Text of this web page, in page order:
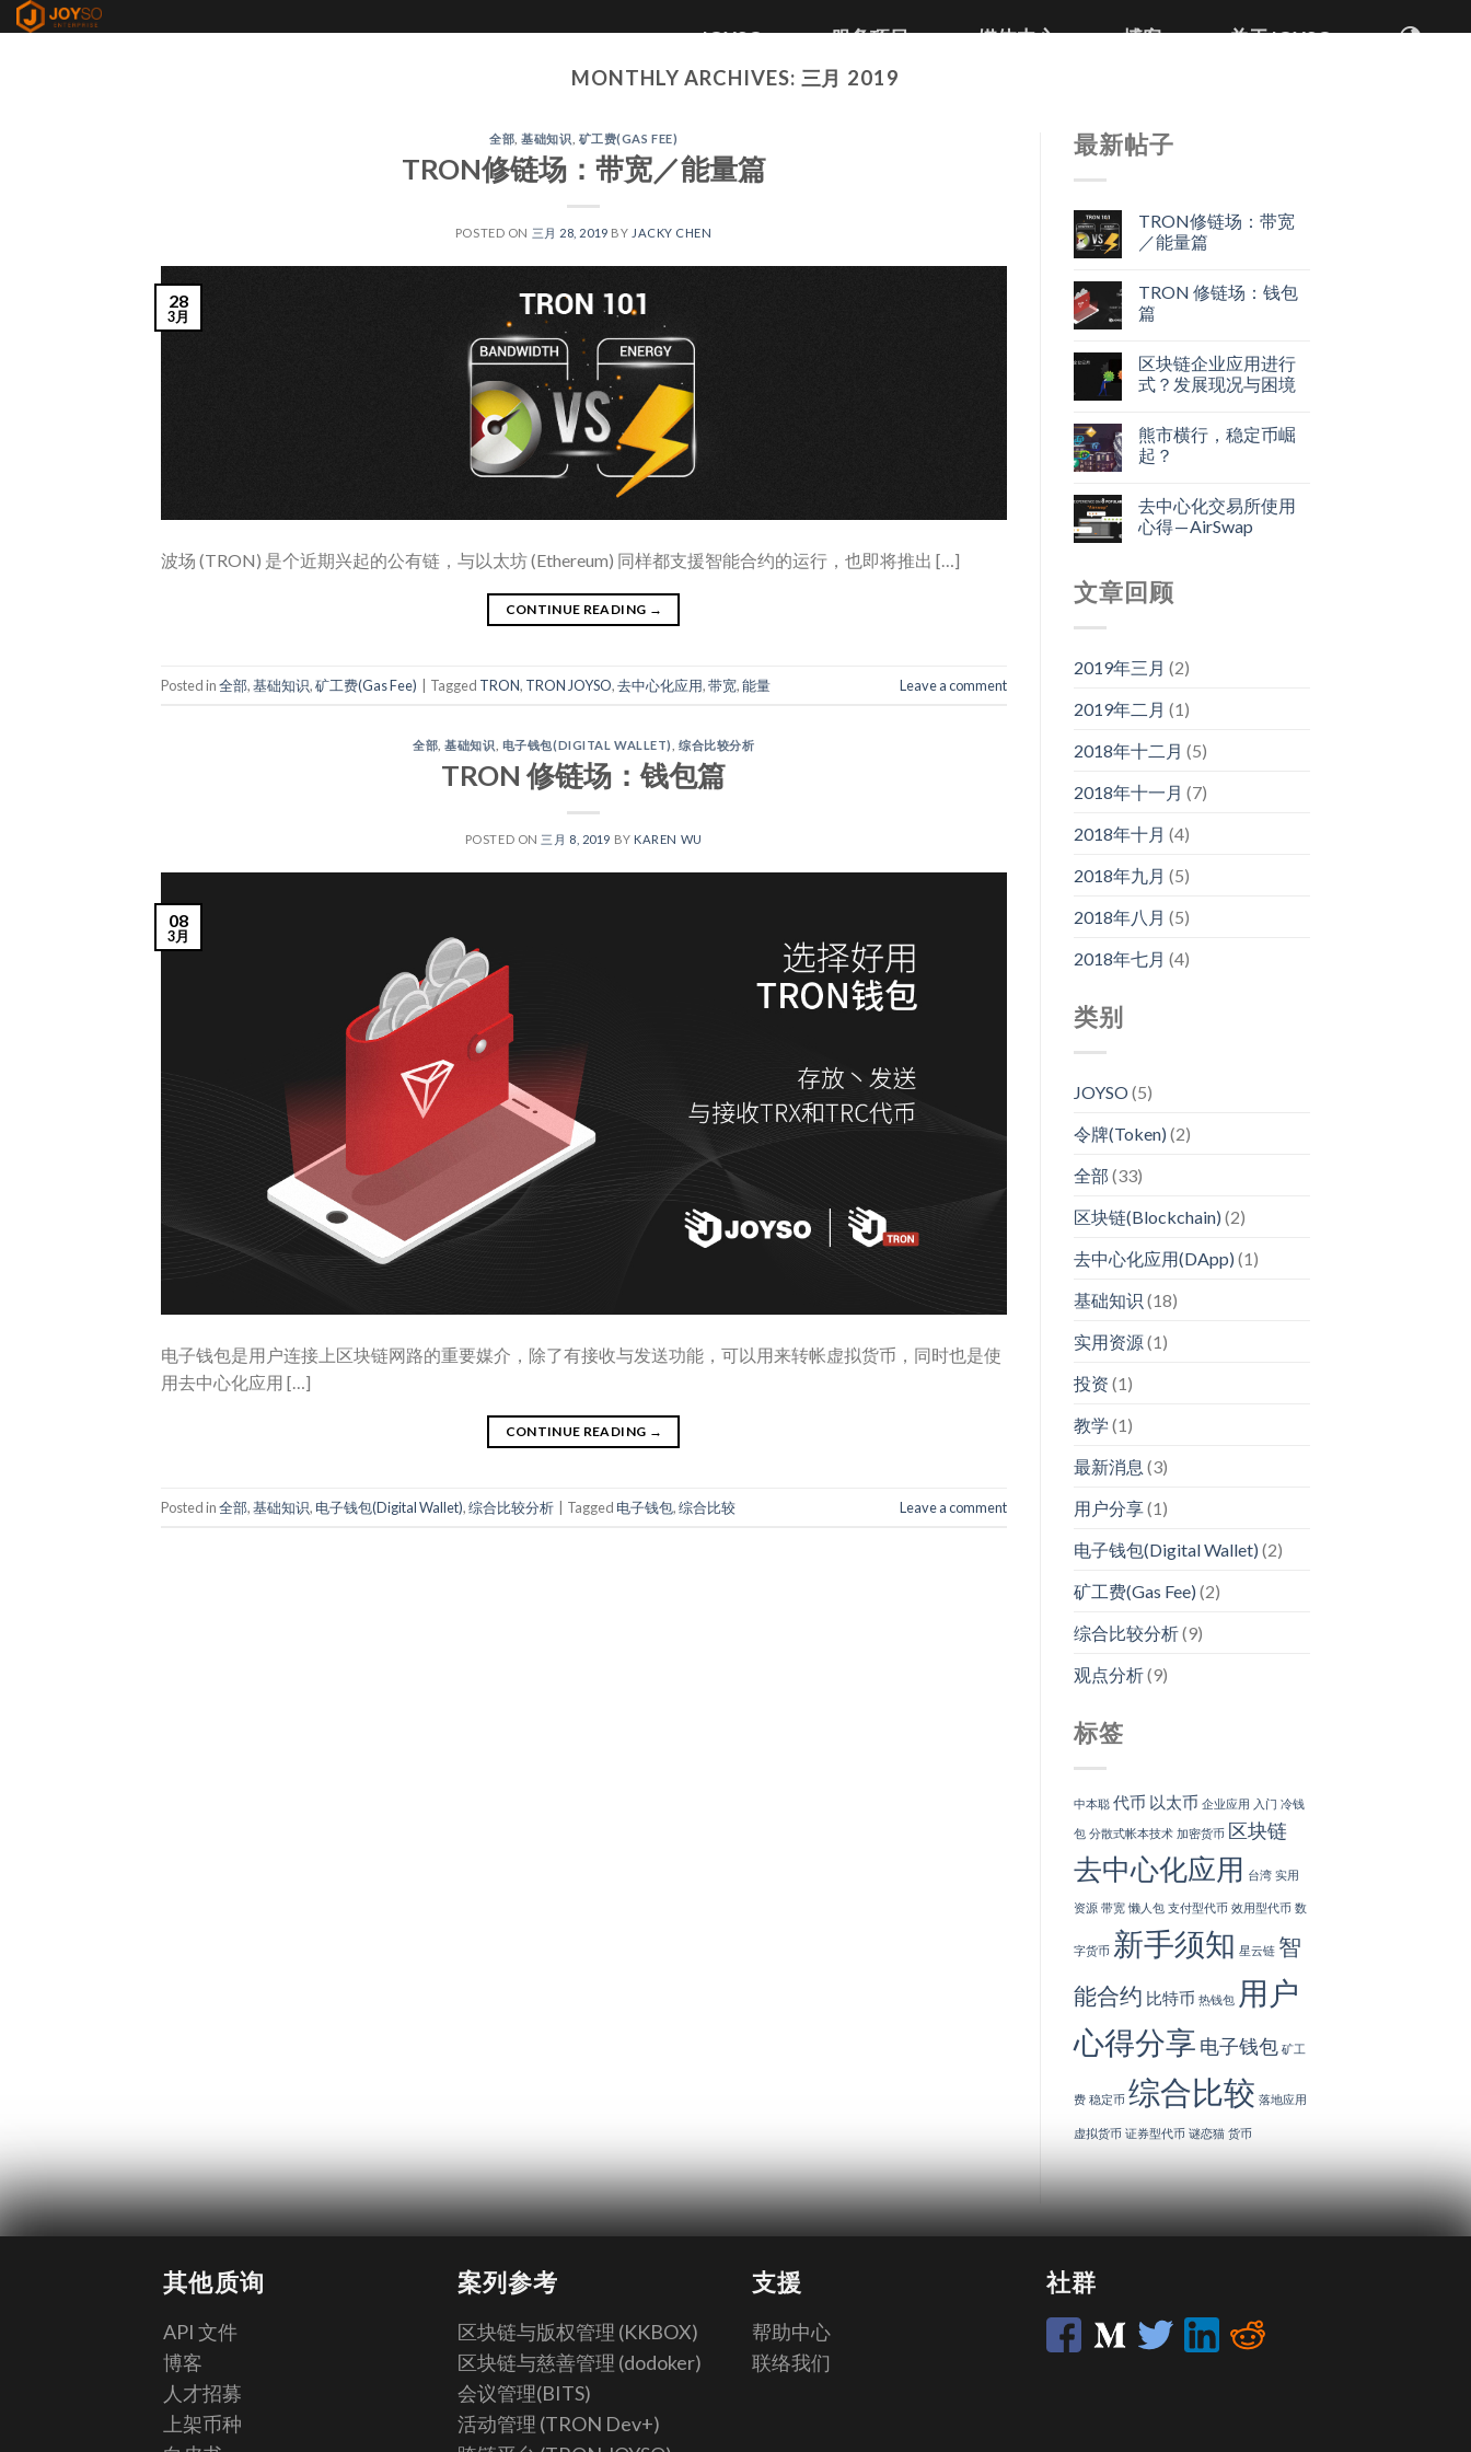
Skip
JOYSO 服务项目 媒体中心 博客 关于JOYSO
MONTHLY ARCHIVES: 三月 2019
全部 ,基础知识 矿工费(GAS FEE)
TRON修链场：带宽／能量篇
POSTED ON 三月 28, 2019 BY JACKY CHEN
28
3月
波场 (TRON) 是个近期兴起的公有链，与以太坊 (Ethereum) 同样都支援智能合约的运行，也即将推出 […]
CONTINUE READING →
Posted in全部,基础知识,矿工费(Gas Fee) Tagged TRON, TRON JOYSO,去中心化应用,带宽,能量 Leave a comment
全部 ,基础知识 电子钱包(DIGITAL WALLET) ,综合比较分析
TRON 修链场：钱包篇
POSTED ON 三月 8, 2019 BY KAREN WU
08
3月
电子钱包是用户连接上区块链网路的重要媒介，除了有接收与发送功能，可以用来转帐虚拟货币，同时也是使
用去中心化应用 […]
CONTINUE READING →
Posted in全部,基础知识, 电子钱包(Digital Wallet),综合比较分析 | Tagged 电子钱包,综合比较 Leave a comment
最新帖子
TRON修链场：带宽
／能量篇
TRON 修链场：钱包
篇
区块链企业应用进行
式？发展现况与困境
熊市横行，稳定币崛
起？
去中心化交易所使用
心得 — AirSwap
文章回顾
2019年三月 (2)
2019年二月 (1)
2018年十二月 (5)
2018年十一月 (7)
2018年十月 (4)
2018年九月 (5)
2018年八月 (5)
2018年七月 (4)
类别
JOYSO(5)
令牌(Token) (2)
全部 (33)
区块链(Blockchain) (2)
去中心化应用(DApp) (1)
基础知识 (18)
实用资源(1)
投资 (1)
教学 (1)
最新消息 (3)
用户分享(1)
电子钱包(Digital Wallet) (2)
矿工费(Gas Fee) (2)
综合比较分析(9)
观点分析(9)
标签
中本聪 代币 以太币 企业应用 入门 冷钱
包 分散式帐本技术 加密货币 区块链
去中心化应用 台湾 实用
资源 带宽 懒人包 支付型代币 效用型代币 数
字货币 新手须知 星云链 智
能合约 比特币 热钱包 用户
心得分享 电子钱包 矿工
费 稳定币 综合比较 落地应用
虚拟货币 证券型代币 谜恋猫 货币
其他质询
API 文件
博客
人才招募
上架币种
案列参考
区块链与版权管理 (KKBOX)
区块链与慈善管理 (dodoker)
会议管理(BITS)
活动管理 (TRON Dev+)
支援
帮助中心
联络我们
社群